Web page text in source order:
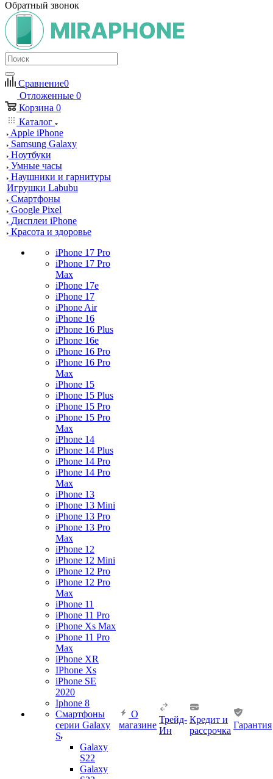
Обратный звонок
Сравнение0
Отложенные 0
Корзина 0
Каталог
Apple iPhone
Samsung Galaxy
Ноутбуки
Умные часы
Наушники и гарнитуры
Игрушки Labubu
Смартфоны
Google Pixel
Дисплеи iPhone
Красота и здоровье
iPhone 17 Pro
iPhone 17 Pro
Max
iPhone 17e
iPhone 17
iPhone Air
iPhone 16
iPhone 16 Plus
iPhone 16e
iPhone 16 Pro
iPhone 16 Pro
Max
iPhone 15
iPhone 15 Plus
iPhone 15 Pro
iPhone 15 Pro
Max
iPhone 14
iPhone 14 Plus
iPhone 14 Pro
iPhone 14 Pro
Max
iPhone 13
iPhone 13 Mini
iPhone 13 Pro
iPhone 13 Pro
Max
iPhone 12
iPhone 12 Mini
iPhone 12 Pro
iPhone 12 Pro
Max
iPhone 11
iPhone 11 Pro
iPhone Xs Max
iPhone 11 Pro
Max
iPhone XR
IPhone Xs
iPhone SE
2020
Iphone 8
Смартфоны
серии Galaxy
S
Galaxy
S22
Galaxy
О
магазине
Трейд-
Ин
Кредит и
рассрочка
Гарантия